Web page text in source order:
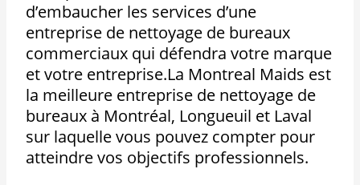
d’embaucher les services d’une
entreprise de nettoyage de bureaux
commerciaux qui défendra votre marque
et votre entreprise.La Montreal Maids est
la meilleure entreprise de nettoyage de
bureaux à Montréal, Longueuil et Laval
sur laquelle vous pouvez compter pour
atteindre vos objectifs professionnels.